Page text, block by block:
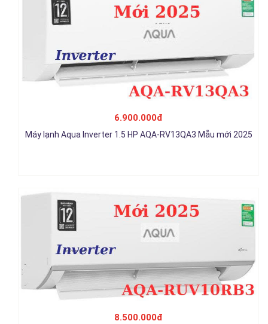
6.900.000đ
Máy lạnh Aqua Inverter 1.5 HP AQA-RV13QA3 Mẫu mới 2025
8.500.000đ
Mới 2025